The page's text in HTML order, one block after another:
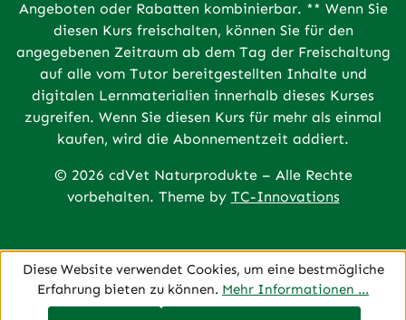
Angeboten oder Rabatten kombinierbar. ** Wenn Sie
diesen Kurs freischalten, können Sie für den
angegebenen Zeitraum ab dem Tag der Freischaltung
auf alle vom Tutor bereitgestellten Inhalte und
digitalen Lernmaterialien innerhalb dieses Kurses
zugreifen. Wenn Sie diesen Kurs für mehr als einmal
kaufen, wird die Abonnementzeit addiert.
© 2026 cdVet Naturprodukte – Alle Rechte
vorbehalten. Theme by TC-Innovations
Diese Website verwendet Cookies, um eine bestmögliche
Erfahrung bieten zu können. Mehr Informationen ...